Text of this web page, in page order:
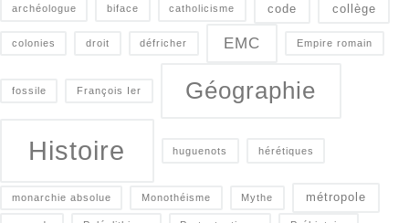
archéologue biface catholicisme code collège
colonies droit défricher EMC Empire romain
fossile François Ier Géographie
Histoire huguenots hérétiques
monarchie absolue Monothéisme Mythe métropole